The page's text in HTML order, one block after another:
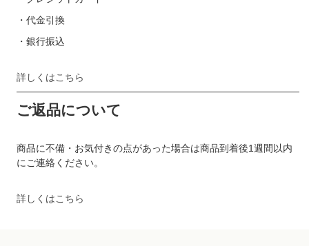
・代金引換
・銀行振込
詳しくはこちら
ご返品について
商品に不備・お気付きの点があった場合は商品到着後1週間以内
にご連絡ください。
詳しくはこちら